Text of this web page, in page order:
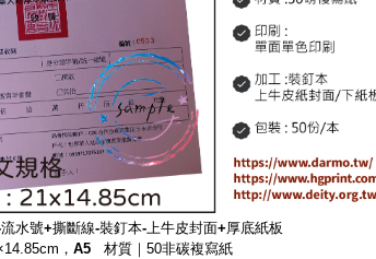
水號+撕斷線-裝釘本-上牛皮封面+厚底紙板
， A5 材質｜50非碳複寫紙